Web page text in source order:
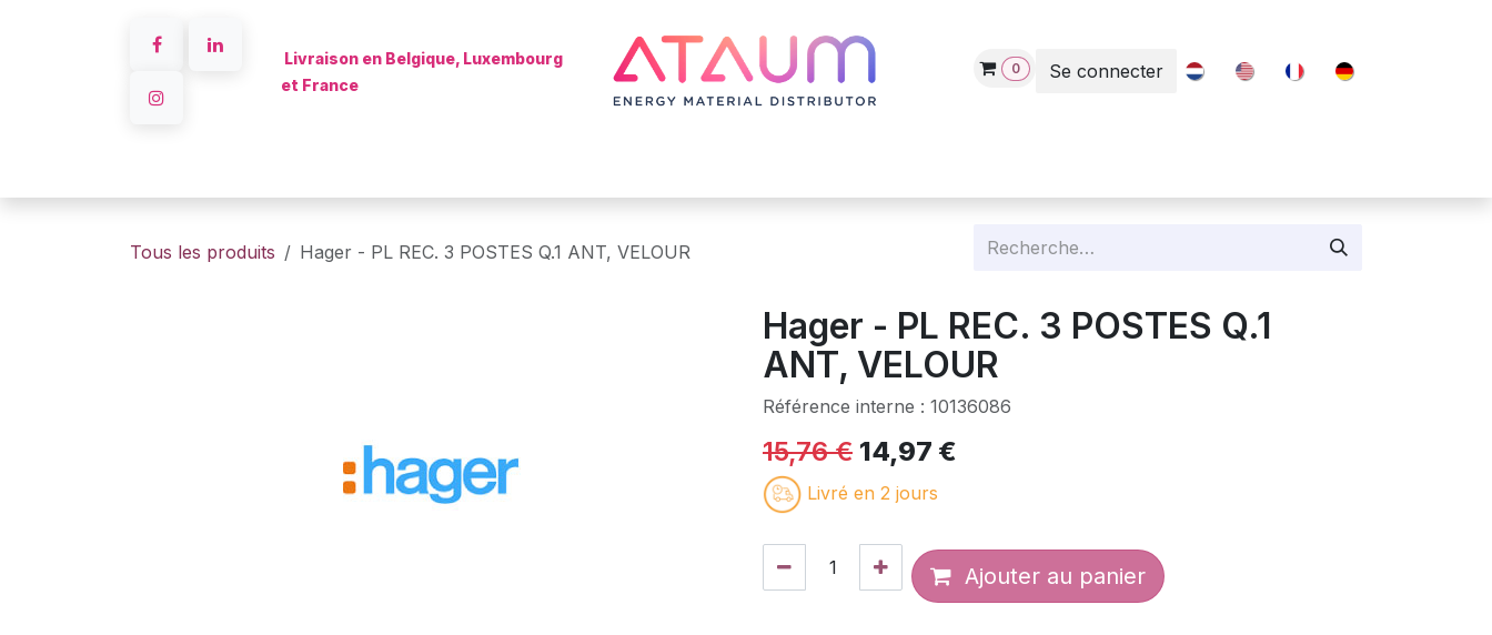
Livraison en Belgique, Luxembourg
et France
0 Se connecter
Tous les produits Hager - PL REC. 3 POSTES Q.1 ANT, VELOUR
Hager - PL REC. 3 POSTES Q.1
ANT, VELOUR
Référence interne : 10136086
15,76€ 14,97 €
Livré en 2 jours
Ajouter au panier